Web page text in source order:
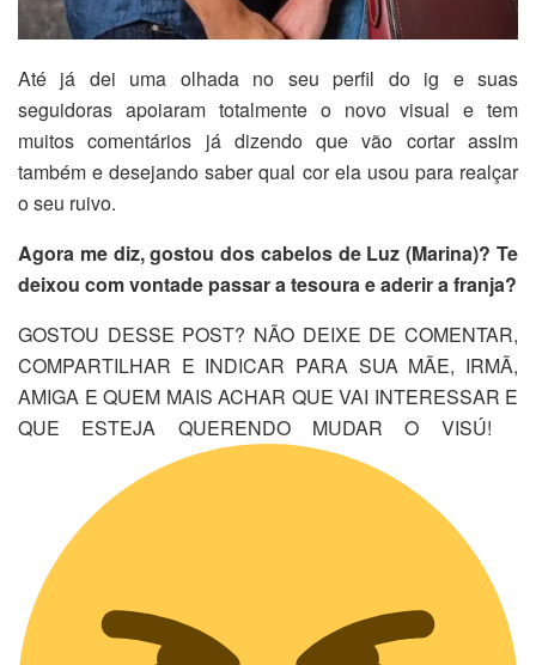
Até já dei uma olhada no seu perfil do ig e suas
seguidoras apoiaram totalmente o novo visual e tem
muitos comentários já dizendo que vão cortar assim
também e desejando saber qual cor ela usou para realçar
o seu ruivo.
Agora me diz, gostou dos cabelos de Luz (Marina)? Te
deixou com vontade passar a tesoura e aderir a franja?
GOSTOU DESSE POST? NÃO DEIXE DE COMENTAR,
COMPARTILHAR E INDICAR PARA SUA MÃE, IRMÃ,
AMIGA E QUEM MAIS ACHAR QUE VAI INTERESSAR E
QUE ESTEJA QUERENDO MUDAR O VISÚ!